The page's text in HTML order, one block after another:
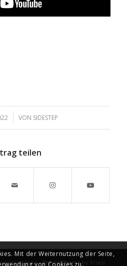
VON SIDESTEP
teilen
Mainz -Enfold Theme by Kriesi
Mit der Weiternutzung der Seite,